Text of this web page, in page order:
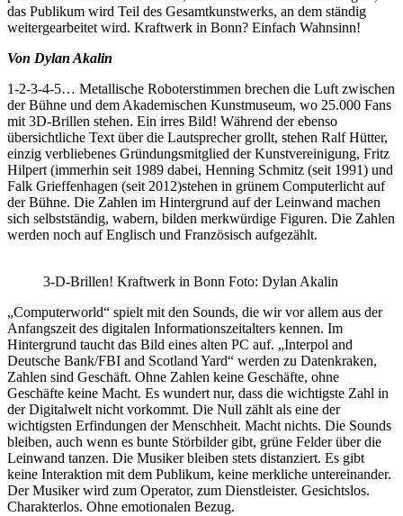
das Publikum wird Teil des Gesamtkunstwerks, an dem ständig
weitergearbeitet wird. Kraftwerk in Bonn? Einfach Wahnsinn!
Von Dylan Akalin
1-2-3-4-5… Metallische Roboterstimmen brechen die Luft zwischen
der Bühne und dem Akademischen Kunstmuseum, wo 25.000 Fans
mit 3D-Brillen stehen. Ein irres Bild! Während der ebenso
übersichtliche Text über die Lautsprecher grollt, stehen Ralf Hütter,
einzig verbliebenes Gründungsmitglied der Kunstvereinigung, Fritz
Hilpert (immerhin seit 1989 dabei, Henning Schmitz (seit 1991) und
Falk Grieffenhagen (seit 2012)stehen in grünem Computerlicht auf
der Bühne. Die Zahlen im Hintergrund auf der Leinwand machen
sich selbstständig, wabern, bilden merkwürdige Figuren. Die Zahlen
werden noch auf Englisch und Französisch aufgezählt.
3-D-Brillen! Kraftwerk in Bonn Foto: Dylan Akalin
„Computerworld“ spielt mit den Sounds, die wir vor allem aus der
Anfangszeit des digitalen Informationszeitalters kennen. Im
Hintergrund taucht das Bild eines alten PC auf. „Interpol and
Deutsche Bank/FBI and Scotland Yard“ werden zu Datenkraken,
Zahlen sind Geschäft. Ohne Zahlen keine Geschäfte, ohne
Geschäfte keine Macht. Es wundert nur, dass die wichtigste Zahl in
der Digitalwelt nicht vorkommt. Die Null zählt als eine der
wichtigsten Erfindungen der Menschheit. Macht nichts. Die Sounds
bleiben, auch wenn es bunte Störbilder gibt, grüne Felder über die
Leinwand tanzen. Die Musiker bleiben stets distanziert. Es gibt
keine Interaktion mit dem Publikum, keine merkliche untereinander.
Der Musiker wird zum Operator, zum Dienstleister. Gesichtslos.
Charakterlos. Ohne emotionalen Bezug.